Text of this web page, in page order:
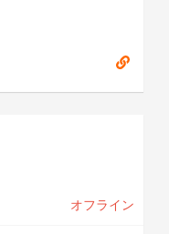
オフライン